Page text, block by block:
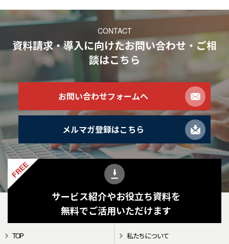
CONTACT
資料請求・導入に向けたお問い合わせ・ご相
談はこちら
お問い合わせフォームへ
メルマガ登録はこちら
FREE
サービス紹介やお役立ち資料を
無料でご活用いただけます
TOP 私たちについて